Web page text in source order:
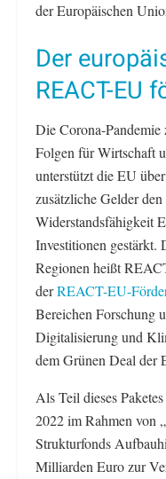
der Europäischen
Der
REACT-EU
Die Corona-
Folgen für Wirtschaft
unterstützt die EU
zusätzliche Gelder
Widerstandsfähigkeit
Investitionen gestärkt.
Regionen heißt
derREACT-EU-
Bereichen Forschung
Digitalisierung und
dem Grünen Deal der
Als Teil dieses
2022 im Rahmen von
Strukturfonds
Milliarden Euro zur